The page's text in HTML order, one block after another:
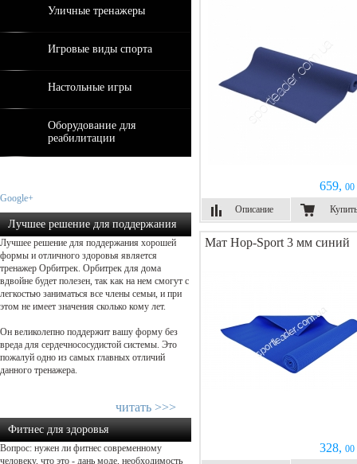
Уличные тренажеры
Игровые виды спорта
Настольные игры
Оборудование для
реабилитации
Google+
Лучшее решение для поддержания
хорошей формы!...
Лучшее решение для поддержания хорошей
формы и отличного здоровья является
тренажер Орбитрек. Орбитрек для дома
вдвойне будет полезен, так как на нем смогут с
легкостью заниматься все члены семьи, и при
этом не имеет значения сколько кому лет.
Он великолепно поддержит вашу форму без
вреда для сердечнососудистой системы. Это
пожалуй одно из самых главных отличий
данного тренажера.
читать >>>
Фитнес для здоровья
Вопрос: нужен ли фитнес современному
человеку, что это - дань моде, необходимость
659, 00
Описание
Купить
Мат Hop-Sport 3 мм синий
328, 00